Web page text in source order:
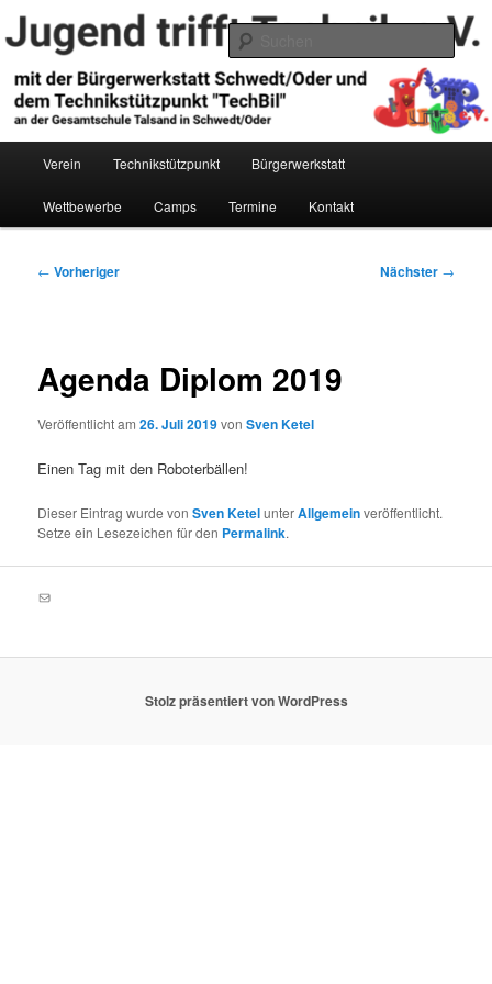
Zum
primären
springenJugend trifft Technik e.V.
Verein Technikstützpunkt Bürgerwerkstatt
Wettbewerbe Camps Termine Kontakt
Beitragsnavigation
← Vorheriger Nächster →
Agenda Diplom 2019
Veröffentlicht am26. Juli 2019vonSven Ketel
Einen Tag mit den Roboterbällen!
Dieser Eintrag wurde vonSven KetelunterAllgemeinveröffentlicht.
Setze ein Lesezeichen für den Permalink.
E-Mail
Stolz präsentiert von WordPress